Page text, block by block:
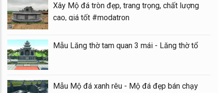
Xây Mộ đá tròn đẹp, trang trọng, chất lượng
cao, giá tốt #modatron
Mẫu Lăng thờ tam quan 3 mái - Lăng thờ tổ
Mẫu Mộ đá xanh rêu - Mộ đá đẹp bán chạy